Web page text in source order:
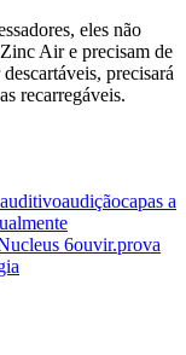
eles não
Air e precisam de
precisará
recarregáveis.
audiçãocapas a
6ouvir.prova